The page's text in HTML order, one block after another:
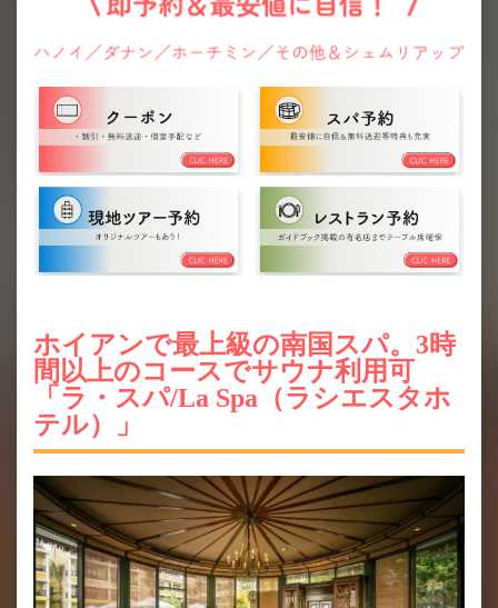
ホイアンで最上級の南国スパ。3時
間以上のコースでサウナ利用可
「ラ・スパ/La Spa（ラシエスタホ
テル）」